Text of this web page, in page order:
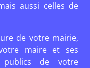
aussi celles de
de votre mairie,
maire et ses
de votre